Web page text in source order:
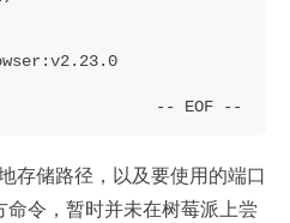
存储路径，以及要使用的端口
命令，暂时并未在树莓派上尝